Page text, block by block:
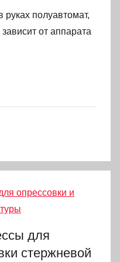
полуавтомат,
от аппарата
для
стержневой